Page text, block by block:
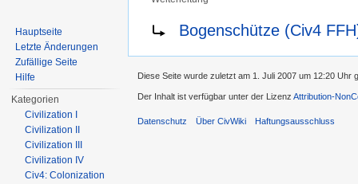
Weiterleitung nach:
Bogenschütze (Civ4
Hauptseite
Letzte Änderungen
Zufällige Seite
Hilfe
Kategorien
Civilization I
Civilization II
Civilization III
Civilization IV
Civ4: Colonization
Diese Seite wurde zuletzt am 1. Juli 2007 um 12:20 Uhr
Der Inhalt ist verfügbar unter der Lizenz Attribution-
Datenschutz Über CivWiki Haftungsausschluss